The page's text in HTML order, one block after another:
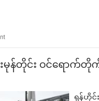
မုန်တိုင်း ဝင်ရောက်
ရှန်ဟိုင်